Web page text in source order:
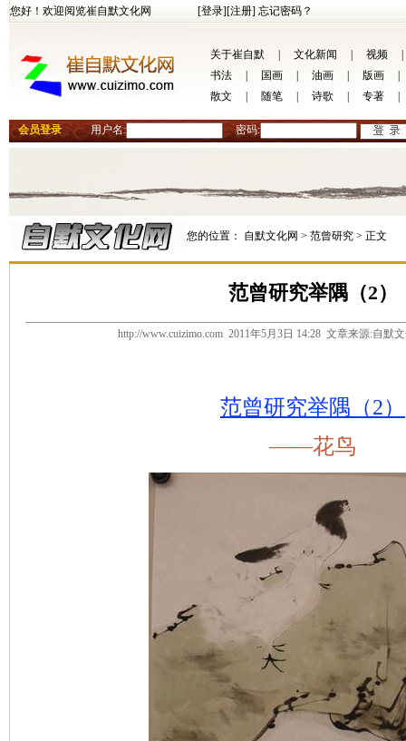
您好！欢迎阅览崔自默文化网 [登录][注册] 忘记密码？
关于崔自默 文化新闻 视频
书法
国画 油画 版画
散文
随笔 诗歌 专著
会员登录 用户名: 密码:
您的位置： 自默文化网 > 范曾研究 > 正文
范曾研究举隅（2）
http://www.cuizimo.com 2011年5月3日 14:28 文章来源:自默
范曾研究举隅（2）
——花鸟